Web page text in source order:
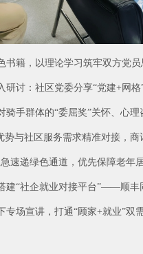
籍，以理论学习筑牢双方党
讨：社区党委分享“党建+网
手群体的“委屈奖”关怀、心
与社区服务需求精准对接，
速递绿色通道，优先保障老年
建“社企就业对接平台”——顺
场宣讲，打通“顾家+就业”双